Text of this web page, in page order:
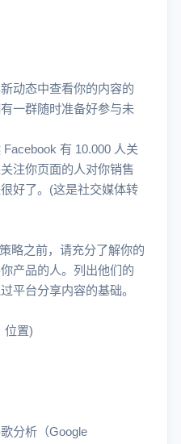
动态中查看你的内容的
一群随时准备好参与未
有 10.000 人关
注你页面的人对你销售
好了。(这是社交媒体转
略之前，请充分了解你的
产品的人。列出他们的
平台分享内容的基础。
位置)
分析（Google